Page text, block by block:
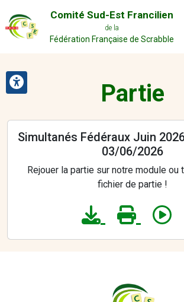
Comité Sud-Est Francilien
de la
Fédération Française de Scrabble
Partie
Simultanés Fédéraux Juin
03/06/2026
Rejouer la partie sur notre module ou
fichier de partie !